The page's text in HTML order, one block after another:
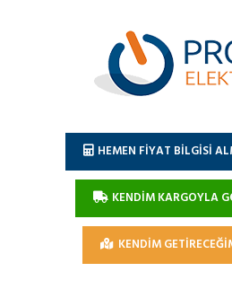
HEMEN FİYAT BİLGİSİ
KENDİM KARGOYLA
KENDİM